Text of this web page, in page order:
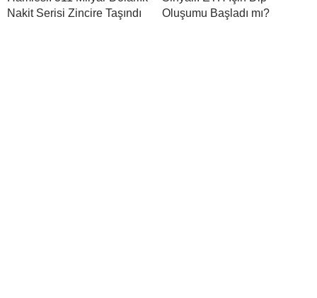
Nakit Serisi Zincire Taşındı
Oluşumu Başladı mı?